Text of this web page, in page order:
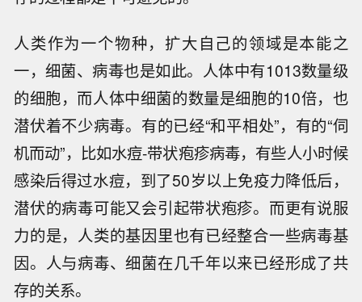
人类作为一个物种，扩大自己的领域是本能之
一，细菌、病毒也是如此。人体中有1013数量级
的细胞，而人体中细菌的数量是细胞的10倍，也
潜伏着不少病毒。有的已经“和平相处”，有的“伺
机而动”，比如水痘-带状疱疹病毒，有些人小时候
感染后得过水痘，到了50岁以上免疫力降低后，
潜伏的病毒可能又会引起带状疱疹。而更有说服
力的是，人类的基因里也有已经整合一些病毒基
因。人与病毒、细菌在几千年以来已经形成了共
存的关系。